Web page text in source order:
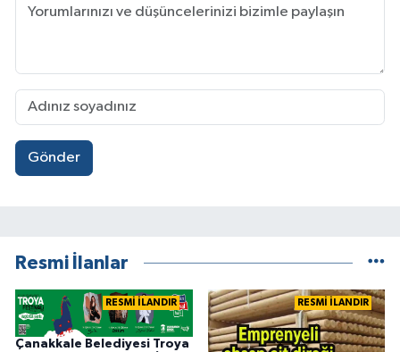
Gönder
Resmi İlanlar
RESMİ İLANDIR
Çanakkale Belediyesi Troya
RESMİ İLANDIR